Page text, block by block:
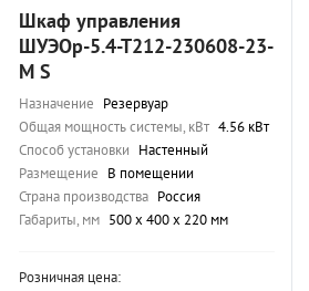
Шкаф управления
ШУЭОр-5.4-Т212-230608-23-
М S
Назначение Резервуар
Общая мощность системы, кВт 4.56 кВт
Способ установки Настенный
Размещение В помещении
Страна производства Россия
Габариты, мм 500 х 400 х 220 мм
Розничная цена: